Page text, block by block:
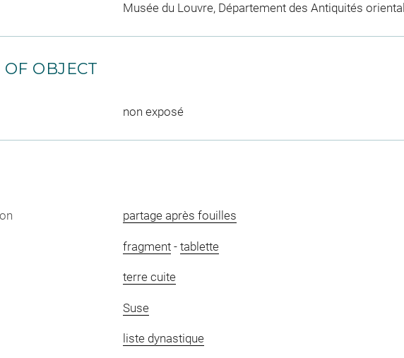
Musée du Louvre, Département des Antiquités
OBJECT
non exposé
partage après fouilles
fragment- tablette
terre cuite
Suse
liste dynastique